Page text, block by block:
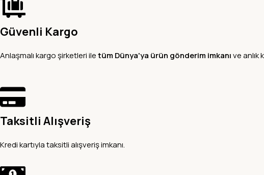
Güvenli Kargo
Anlaşmalı kargo şirketleri iletüm Dünya'ya ürün gönderim imkanıve anlık
Taksitli Alışveriş
Kredi kartıyla taksitli alışveriş imkanı.